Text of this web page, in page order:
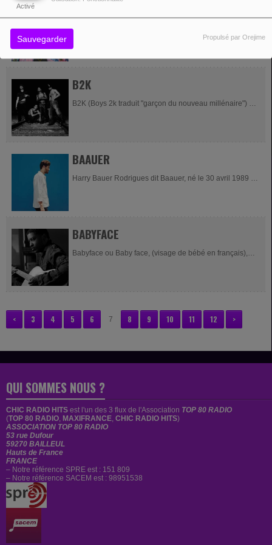
Activé
Sauvegarder Propulsé par Orejime
B.o.B, de son vrai nom Bobby Ray Simmons, Jr. né le 15
novembre 1988 à Winston-Salem, en Caroline du Nord,
B2K
B2K (Boys 2k traduit "garçon du nouveau millénaire") est
BAAUER
Harry Bauer Rodrigues dit Baauer, né le 30 avril 1989 à
BABYFACE
Babyface ou Baby face, (visage de bébé en français),
< 3 4 5 6 7 8 9 10 11 12 >
QUI SOMMES NOUS ?
CHIC RADIO HITS est l'un des 3 flux de l'Association TOP 80 RADIO
(TOP 80 RADIO, MAXIFRANCE, CHIC RADIO HITS)
ASSOCIATION TOP 80 RADIO
53 rue Dufour
59270 BAILLEUL
Hauts de France
FRANCE
– Notre référence SPRE est : 151 809
– Notre référence SACEM est : 98951538